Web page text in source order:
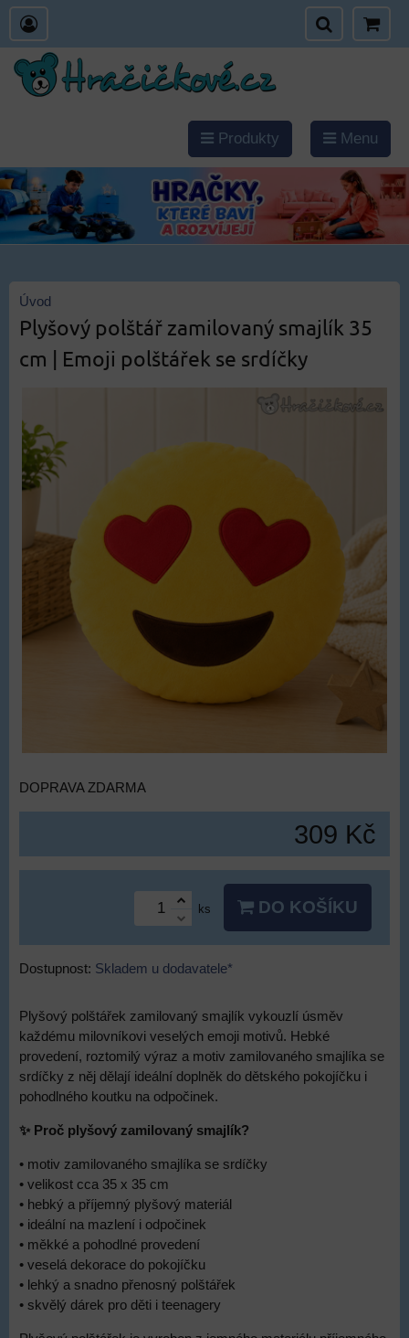
Produkty Menu
Úvod
Plyšový polštář zamilovaný smajlík 35
cm | Emoji polštářek se srdíčky
DOPRAVA ZDARMA
309 Kč
ks DO KOŠÍKU
Dostupnost: Skladem u dodavatele*
Plyšový polštářek zamilovaný smajlík vykouzlí úsměv
každému milovníkovi veselých emoji motivů. Hebké
provedení, roztomilý výraz a motiv zamilovaného smajlíka se
srdíčky z něj dělají ideální doplněk do dětského pokojíčku i
pohodlného koutku na odpočinek.
✨ Proč plyšový zamilovaný smajlík?
• motiv zamilovaného smajlíka se srdíčky
• velikost cca 35 x 35 cm
• hebký a příjemný plyšový materiál
• ideální na mazlení i odpočinek
• měkké a pohodlné provedení
• veselá dekorace do pokojíčku
• lehký a snadno přenosný polštářek
• skvělý dárek pro děti i teenagery